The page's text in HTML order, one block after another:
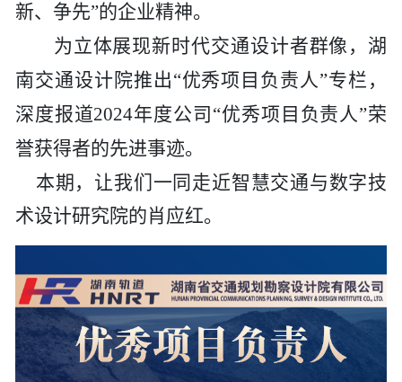
桥梁
工程
新、争先”的企业精神。
为立体展现新时代交通设计者群像， 湖
南交通设计院推出“优秀项目负责人”专栏，
深度报道2024年度公司“优秀项目负责人”荣
誉获得者的先进事迹。
本期，让我们一同走近智慧交通与数字技
术设计研究院的肖应红。